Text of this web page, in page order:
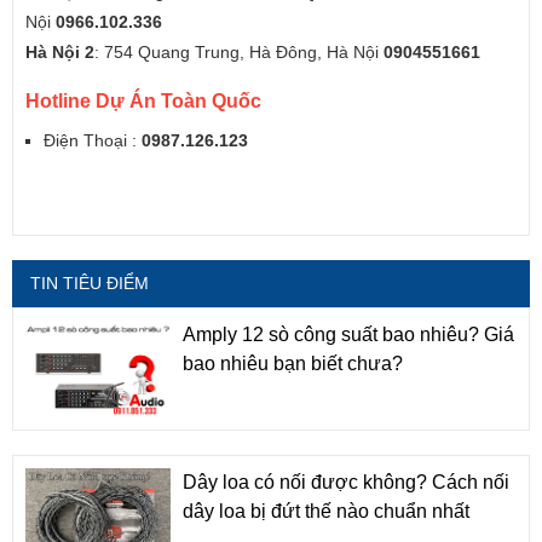
Nội 0966.102.336
Hà Nội 2: 754 Quang Trung, Hà Đông, Hà Nội 0904551661
Hotline Dự Án Toàn Quốc
Điện Thoại : 0987.126.123
TIN TIÊU ĐIỂM
Amply 12 sò công suất bao nhiêu? Giá
bao nhiêu bạn biết chưa?
Dây loa có nối được không? Cách nối
dây loa bị đứt thế nào chuẩn nhất